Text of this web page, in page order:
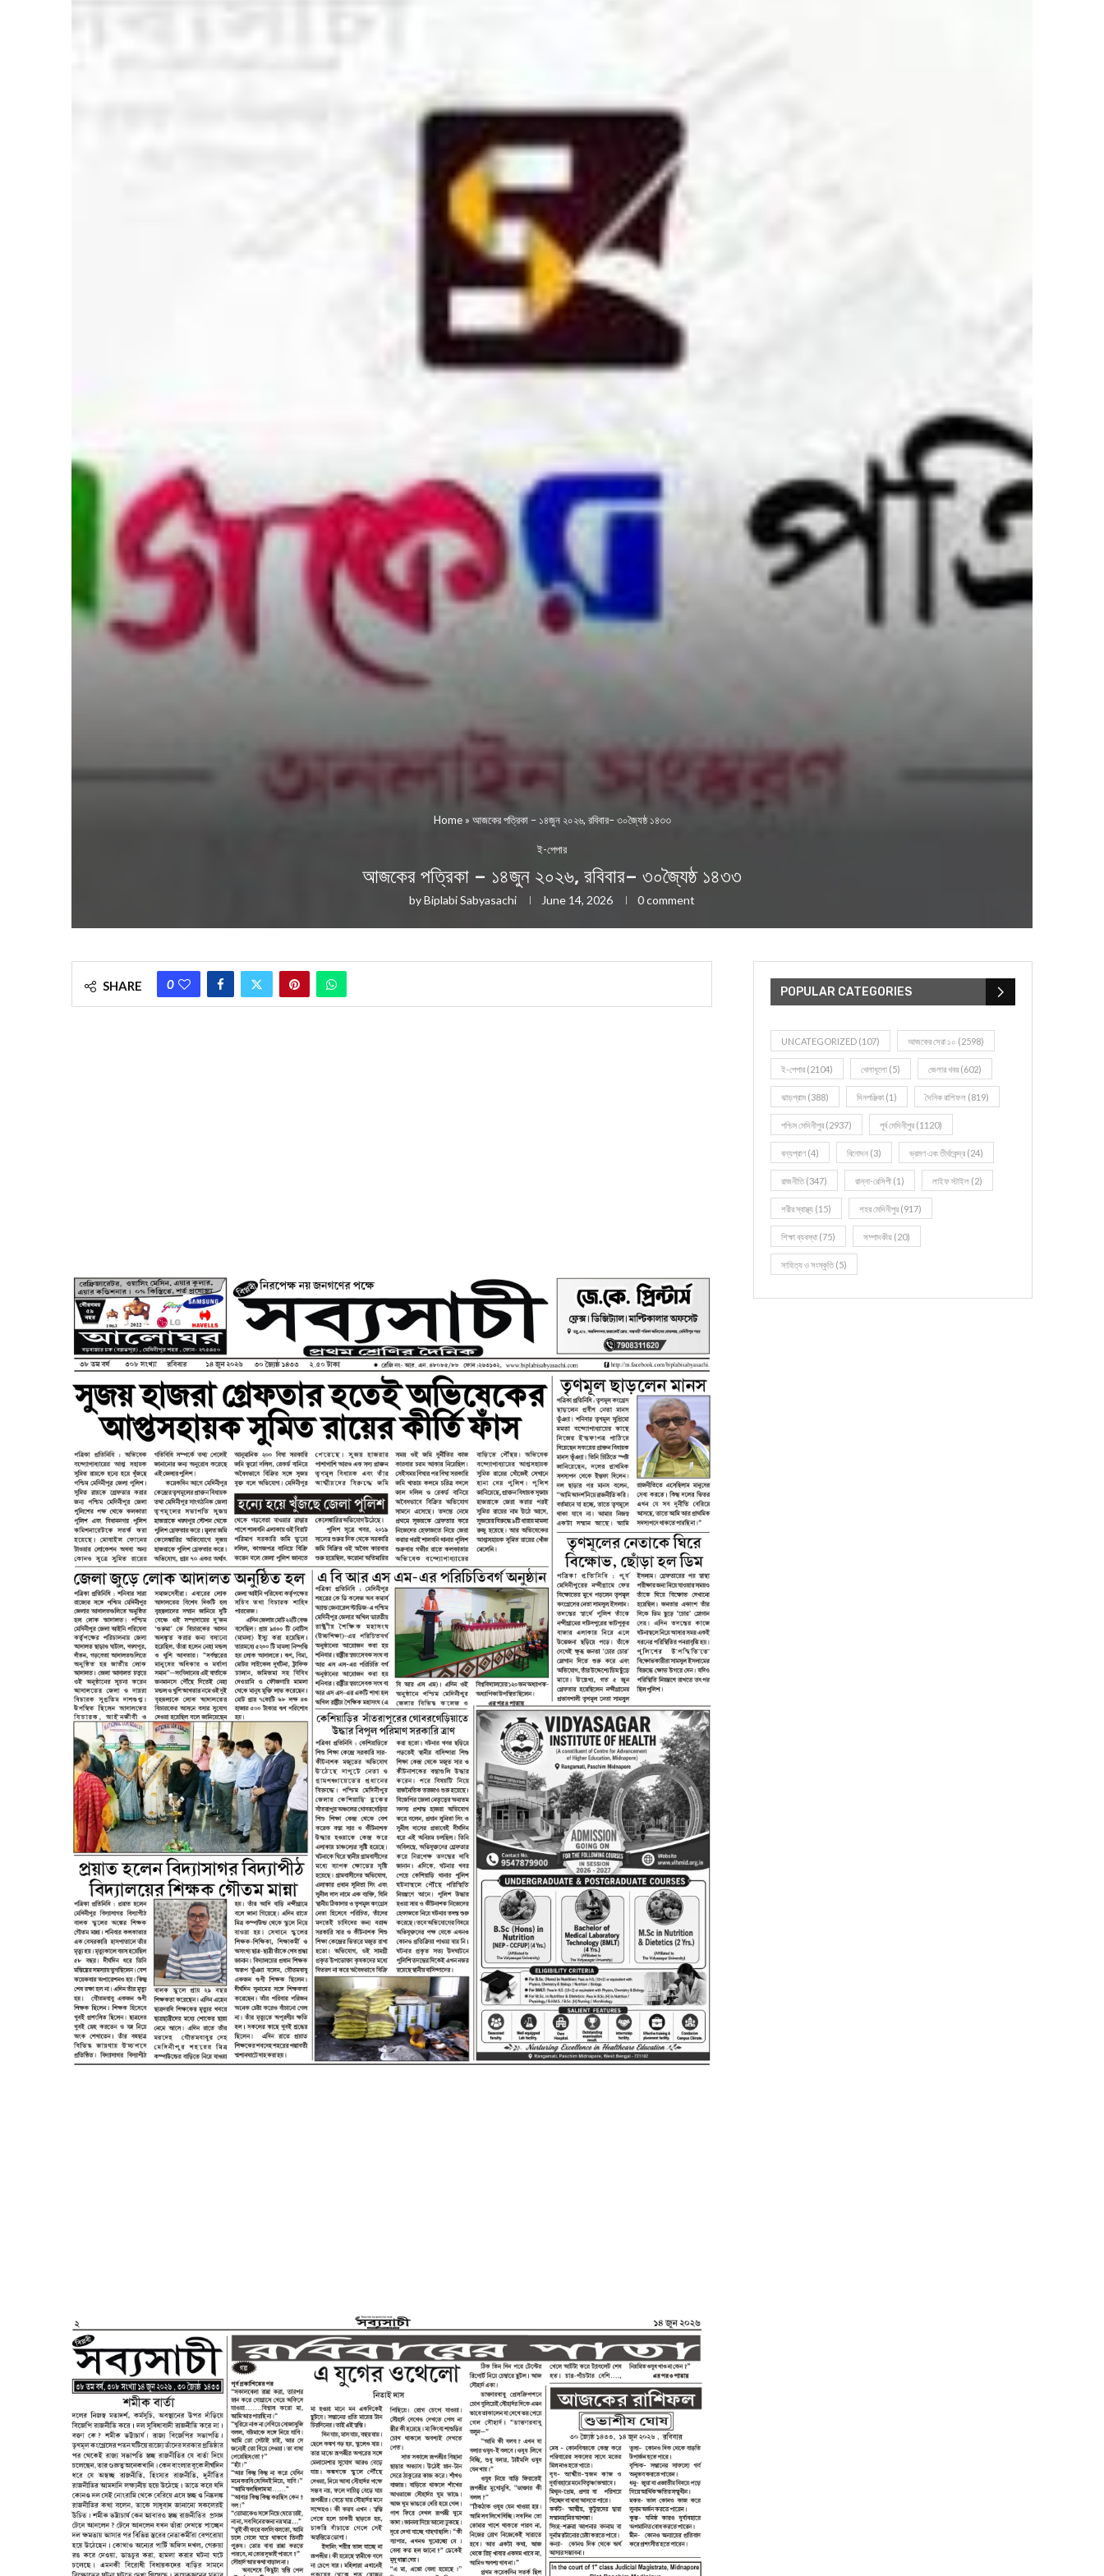
Home» আজকের পত্রিকা – ১৪জুন ২০২৬, রবিবার– ৩০জ্যৈষ্ঠ ১৪৩৩
ই-পেপার
আজকের পত্রিকা – ১৪জুন ২০২৬, রবিবার– ৩০জ্যৈষ্ঠ ১৪৩৩
byBiplabi Sabyasachi June 14, 2026 0 comment
SHARE 0
POPULAR CATEGORIES
UNCATEGORIZED (107) আজকের সেরা ১০ (2598)
ই-পেপার (2104) খেলাধূলো (5) জেলার খবর (602)
ঝাড়গ্রাম (388) দিনপঞ্জিকা (1) দৈনিক রাশিফল (819)
পশ্চিম মেদিনীপুর (2937) পূর্ব মেদিনীপুর (1120)
বন্যপ্রাণ (4) বিনোদন (3) ভ্রমণ এবং তীর্থকেন্দ্র (24)
রাজনীতি(347) রান্না-রেসিপী (1) লাইফ স্টাইল (2)
শরীর স্বাস্থ্য (15) শহর মেদিনীপুর (917)
শিক্ষা ব্যবস্থা (75) সম্পাদকীয় (20)
সাহিত্য ও সংস্কৃতি(5)